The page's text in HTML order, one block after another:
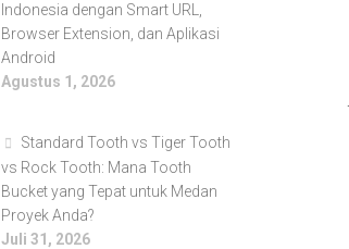
Indonesia dengan Smart URL,
Browser Extension, dan Aplikasi
Android
Agustus 1, 2026
Standard Tooth vs Tiger Tooth
vs Rock Tooth: Mana Tooth
Bucket yang Tepat untuk Medan
Proyek Anda?
Juli 31, 2026